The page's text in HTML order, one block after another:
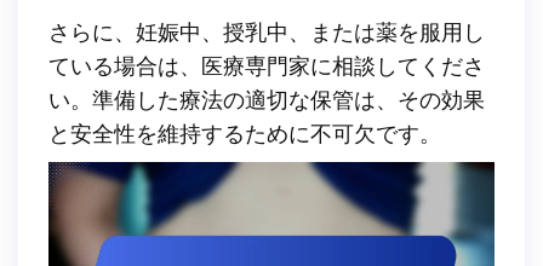
さらに、妊娠中、授乳中、または薬を服用し
ている場合は、医療専門家に相談してくださ
い。準備した療法の適切な保管は、その効果
と安全性を維持するために不可欠です。